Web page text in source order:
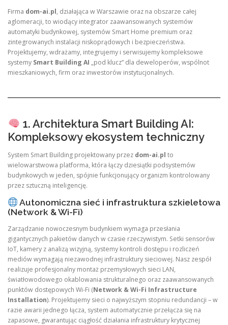
Firma dom-ai.pl, działająca w Warszawie oraz na obszarze całej
aglomeracji, to wiodący integrator zaawansowanych systemów
automatyki budynkowej, systemów Smart Home premium oraz
zintegrowanych instalacji niskoprądowych i bezpieczeństwa.
Projektujemy, wdrażamy, integrujemy i serwisujemy kompleksowe
systemy Smart Building AI „pod klucz” dla deweloperów, wspólnot
mieszkaniowych, firm oraz inwestorów instytucjonalnych.
1. Architektura Smart Building AI:
Kompleksowy ekosystem techniczny
System Smart Building projektowany przez dom-ai.pl to
wielowarstwowa platforma, która łączy dziesiątki podsystemów
budynkowych w jeden, spójnie funkcjonujący organizm kontrolowany
przez sztuczną inteligencję.
Autonomiczna sieć i infrastruktura szkieletowa
(Network & Wi-Fi)
Zarządzanie nowoczesnym budynkiem wymaga przesłania
gigantycznych pakietów danych w czasie rzeczywistym. Setki sensorów
IoT, kamery z analizą wizyjną, systemy kontroli dostępu i rozliczeń
mediów wymagają niezawodnej infrastruktury sieciowej. Nasz zespół
realizuje profesjonalny montaż przemysłowych sieci LAN,
światłowodowego okablowania strukturalnego oraz zaawansowanych
punktów dostępowych Wi-Fi (Network & Wi-Fi Infrastructure
Installation). Projektujemy sieci o najwyższym stopniu redundancji – w
razie awarii jednego łącza, system automatycznie przełącza się na
zapasowe, gwarantując ciągłość działania infrastruktury krytycznej